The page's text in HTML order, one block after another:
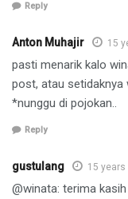
Reply
Anton Muhajir 15
pasti menarik kalo
post, atau setidaknya
*nunggu di pojokan..
Reply
gustulang 15 years
@winata: terima